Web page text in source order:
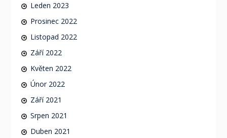
Leden 2023
Prosinec 2022
Listopad 2022
Září 2022
Květen 2022
Únor 2022
Září 2021
Srpen 2021
Duben 2021